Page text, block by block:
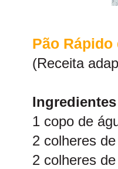
Pão
(Receita
Ingredientes
1 copo de
2 colheres
2 colheres